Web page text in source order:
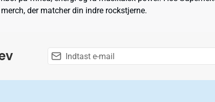
der matcher din indre rockstjerne.